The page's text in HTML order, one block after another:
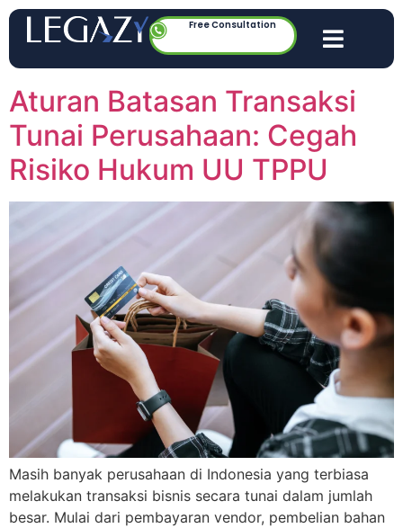
Free Consultation
Aturan Batasan Transaksi
Tunai Perusahaan: Cegah
Risiko Hukum UU TPPU
Masih banyak perusahaan di Indonesia yang terbiasa
melakukan transaksi bisnis secara tunai dalam jumlah
besar. Mulai dari pembayaran vendor, pembelian bahan